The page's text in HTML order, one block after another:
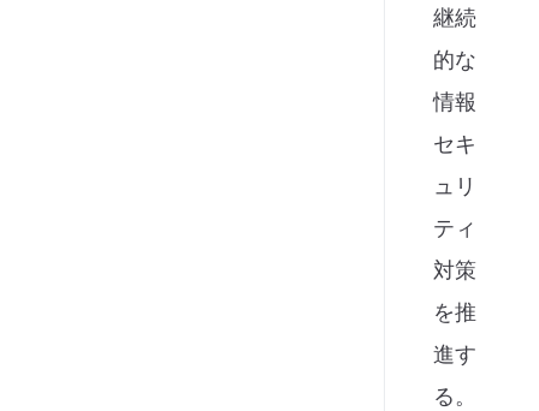
継続
的な
情報
セキ
ュリ
ティ
対策
を推
進す
る。